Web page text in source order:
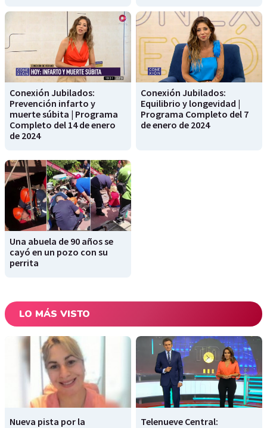
Conexión Jubilados:
Prevención infarto y
muerte súbita | Programa
Completo del 14 de enero
de 2024
Conexión Jubilados:
Equilibrio y longevidad |
Programa Completo del 7
de enero de 2024
Una abuela de 90 años se
cayó en un pozo con su
perrita
LO MÁS VISTO
Nueva pista por la
Telenueve Central: